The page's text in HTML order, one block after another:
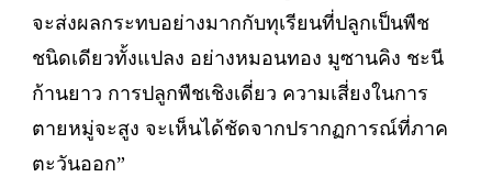
จะส่งผลกระทบอย่างมากกับทุเรียนที่ปลูกเป็นพืช
ชนิดเดียวทั้งแปลง อย่างหมอนทอง มูซานคิง ชะนี
ก้านยาว การปลูกพืชเชิงเดี่ยว ความเสี่ยงในการ
ตายหมู่จะสูง จะเห็นได้ชัดจากปรากฏการณ์ที่ภาค
ตะวันออก”